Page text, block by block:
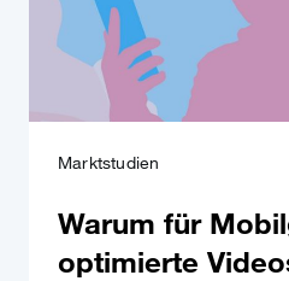
Marktstudien
Warum für
optimierte